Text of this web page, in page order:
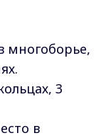
многоборье,
3
в